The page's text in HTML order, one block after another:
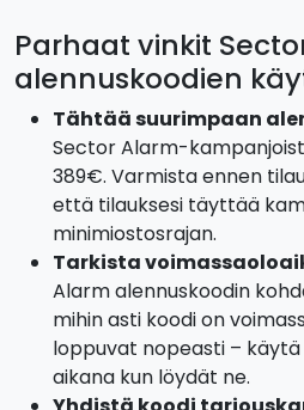
Parhaat vinkit
alennuskoodien
Tähtää suurimpaan
Sector Alarm-
389€. Varmista ennen
että tilauksesi täyttää
minimiostosrajan.
Tarkista
Alarm alennuskoodin
mihin asti koodi on
loppuvat nopeasti –
aikana kun löydät ne.